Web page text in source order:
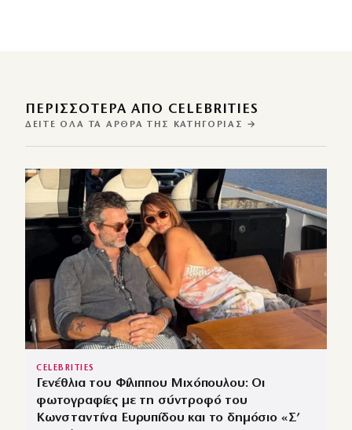
ΠΕΡΙΣΣΌΤΕΡΑ ΑΠΌ CELEBRITIES
ΔΕΊΤΕ ΌΛΑ ΤΑ ΆΡΘΡΑ ΤΗΣ ΚΑΤΗΓΟΡΊΑΣ →
CELEBRITIES
Γενέθλια του Φίλιππου Μιχόπουλου: Οι
φωτογραφίες με τη σύντροφό του
Κωνσταντίνα Ευρυπίδου και το δημόσιο «Σ’